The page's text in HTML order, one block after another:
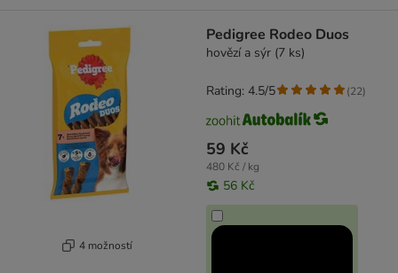
4 možností
Pedigree Rodeo Duos
hovězí a sýr (7 ks)
59 Kč
480 Kč / kg
56 Kč
Rating: 4.5/5 (22)